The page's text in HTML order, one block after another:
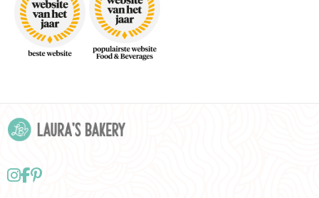
Follow
Delen